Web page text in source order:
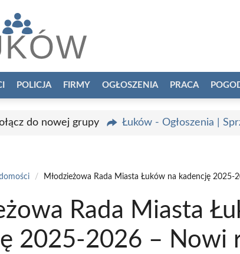
POLICJA FIRMY OGŁOSZENIA PRACA
do nowej grupy Łuków - Ogłoszenia |
/ Młodzieżowa Rada Miasta Łuków na kadencję
Rada Miasta
2025-2026 – Nowi